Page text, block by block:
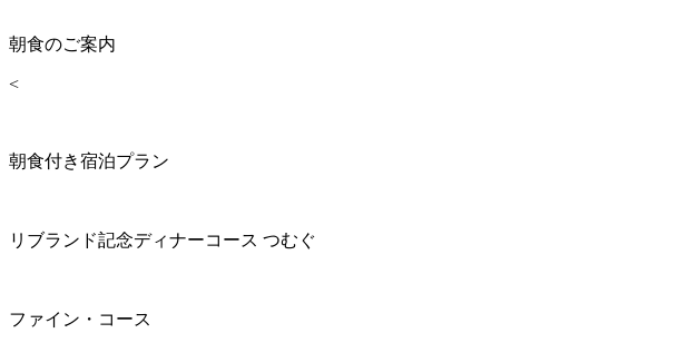
朝食のご案内
<
朝食付き宿泊プラン
リブランド記念ディナーコース つむぐ
ファイン・コース